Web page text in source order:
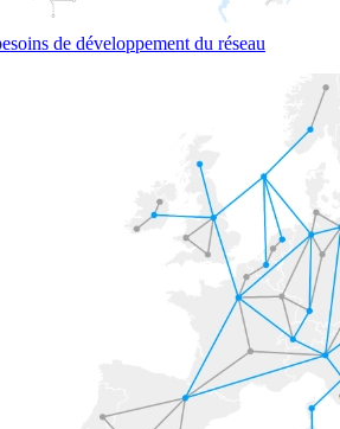
de développement du réseau